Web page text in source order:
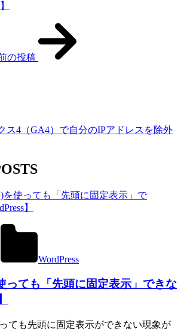
の投稿
ス4（GA4）で自分のIPアドレスを除外
WordPress
っても「先頭に固定表示」できな
っても先頭に固定表示ができない現象が